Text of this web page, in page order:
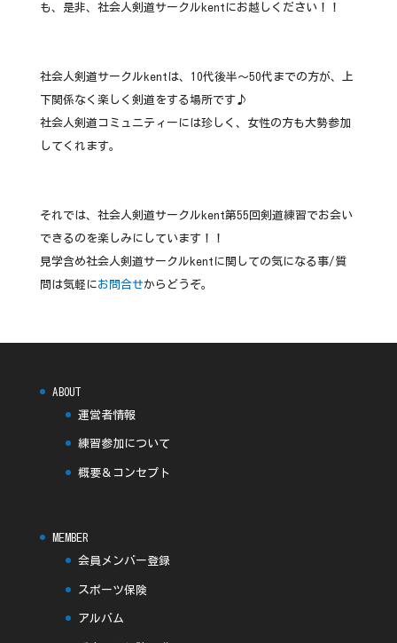
も、是非、社会人剣道サークルkentにお越しください！！
社会人剣道サークルkentは、10代後半～50代までの方が、上
下関係なく楽しく剣道をする場所です♪
社会人剣道コミュニティーには珍しく、女性の方も大勢参加
してくれます。
それでは、社会人剣道サークルkent第55回剣道練習でお会い
できるのを楽しみにしています！！
見学含め社会人剣道サークルkentに関しての気になる事/質
問は気軽にお問合せからどうぞ。
ABOUT
運営者情報
練習参加について
概要＆コンセプト
MEMBER
会員メンバー登録
スポーツ保険
アルバム